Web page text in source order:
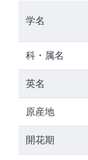
学名
科・属名
英名
原産地
開花期